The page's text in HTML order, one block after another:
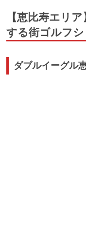
【恵比寿エリ
する街ゴルフ
ダブルイーグル